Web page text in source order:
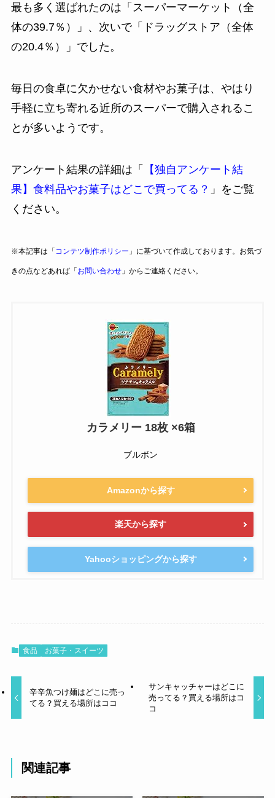
最も多く選ばれたのは「スーパーマーケット（全
体の39.7％）」、次いで「ドラッグストア（全体
の20.4％）」でした。
毎日の食卓に欠かせない食材やお菓子は、やはり
手軽に立ち寄れる近所のスーパーで購入されるこ
とが多いようです。
アンケート結果の詳細は「
【独自アンケート結
果】食料品やお菓子はどこで買ってる？ 」をご覧
ください。
※本記事は「 コンテツ制作ポリシー 」に基づいて作成しております。お気づ
きの点などあれば「 お問い合わせ」からご連絡ください。
カラメリー 18枚 ×6箱
ブルボン
Amazonから探す
楽天から探す
Yahooショッピングから探す
食品 お菓子・スイーツ
辛辛魚つけ麺はどこに売っ
てる？買える場所はココ
サンキャッチャーはどこに
売ってる？買える場所はコ
コ
関連記事